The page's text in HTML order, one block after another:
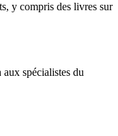
y compris des livres sur
spécialistes du